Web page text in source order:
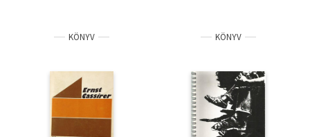
Tankönyv, segédkönyv
Társadalomtudomány
Természettudomány
Történelem
KÖNYV KÖNYV